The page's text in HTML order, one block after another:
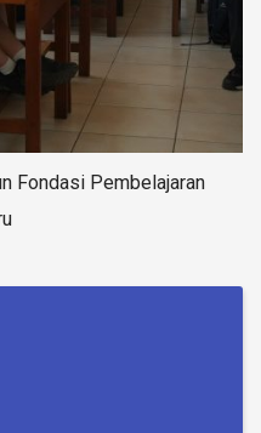
Fondasi Pembelajaran